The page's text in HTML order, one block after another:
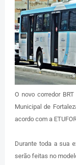
O novo corredor
Municipal de
acordo com a
Durante toda a sua
serão feitas no